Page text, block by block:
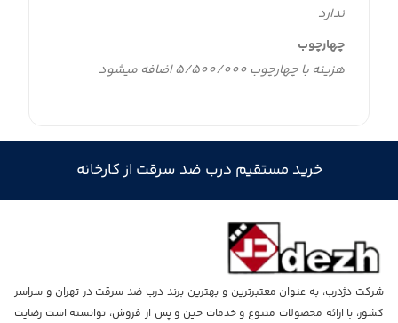
ندارد
چهارچوب
هزینه با چهارچوب 5/500/000 اضافه میشود
خرید مستقیم درب ضد سرقت از کارخانه
شرکت دژدرب، به عنوان معتبرترین و بهترین برند درب ضد سرقت در تهران و سراسر
کشور، با ارائه محصولات متنوع و خدمات حین و پس از فروش، توانسته است رضایت